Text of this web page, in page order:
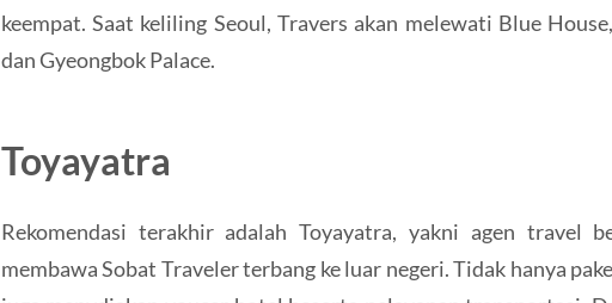
keempat. Saat keliling Seoul, Travers akan melewati Blue
dan Gyeongbok Palace.
Toyayatra
Rekomendasi terakhir adalah Toyayatra, yakni agen travel
membawa Sobat Traveler terbang ke luar negeri. Tidak hanya